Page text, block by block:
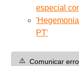
especial
PT'
⚠️ Comunicar erro